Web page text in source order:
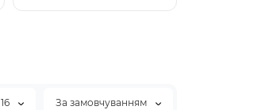
16 За замовчуванням